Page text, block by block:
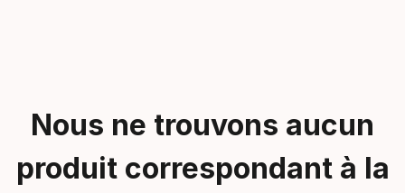
Nous ne trouvons aucun
produit correspondant à la